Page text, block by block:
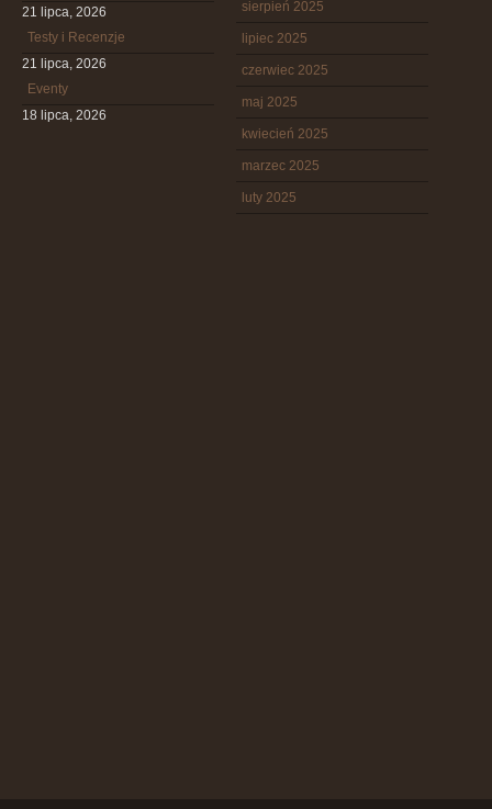
21 lipca, 2026
Testy i Recenzje
21 lipca, 2026
Eventy
18 lipca, 2026
sierpień 2025
lipiec 2025
czerwiec 2025
maj 2025
kwiecień 2025
marzec 2025
luty 2025